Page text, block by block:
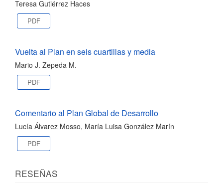
Teresa Gutiérrez Haces
PDF
Vuelta al Plan en seis cuartillas y media
Mario J. Zepeda M.
PDF
Comentario al Plan Global de Desarrollo
Lucía Álvarez Mosso, María Luisa González Marín
PDF
RESEÑAS